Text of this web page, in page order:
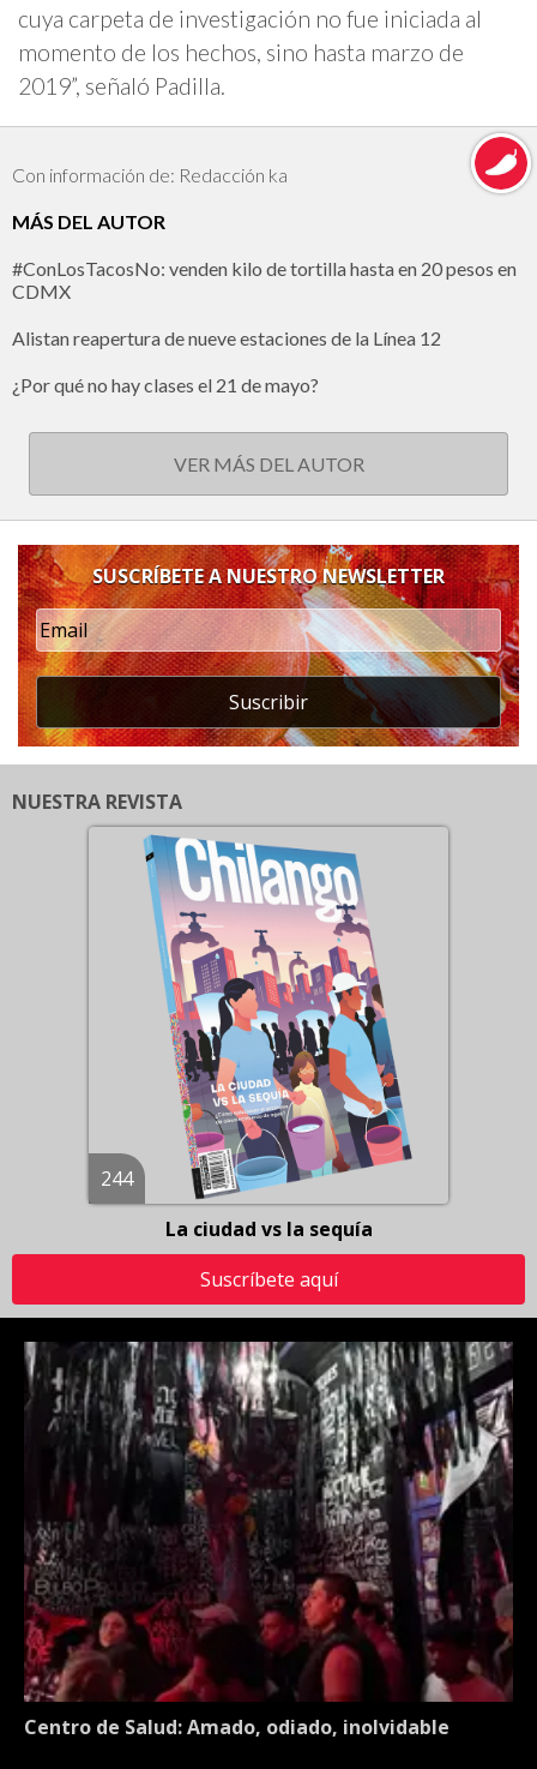
cuya carpeta de investigación no fue iniciada al
momento de los hechos, sino hasta marzo de
2019”, señaló Padilla.
Con información de: Redacción ka
MÁS DEL AUTOR
#ConLosTacosNo: venden kilo de tortilla hasta en 20 pesos en
CDMX
Alistan reapertura de nueve estaciones de la Línea 12
¿Por qué no hay clases el 21 de mayo?
VER MÁS DEL AUTOR
SUSCRÍBETE A NUESTRO NEWSLETTER
Suscribir
NUESTRA REVISTA
244
La ciudad vs la sequía
Suscríbete aquí
Centro de Salud: Amado, odiado, inolvidable